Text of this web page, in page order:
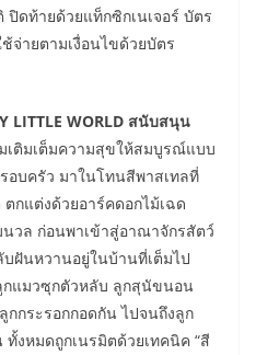
ดท้ายด้วยแท็กซิกเนเจอร์ บัตร
จ่ายตามเงื่อนไขด้วยบัตร
LITTLE WORLD สนับสนุน
เติมเต็มความสุขให้สมบูรณ์แบบ
อบครัว มาในโทนสีพาสเทลที่
กแต่งด้วยอาร์คดอกไม้เฉด
วล ก่อนพาเข้าสู่อาณาจักรสัตว์
ฝันหวานอยู่ในบ้านที่เต็มไป
แมวซุกตัวหลับ ลูกสุนัขนอน
กกระรอกกอดกัน ไปจนถึงลูก
งหมดถูกเนรมิตด้วยเทคนิค “สี